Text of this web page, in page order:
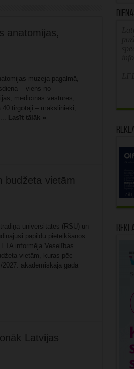
anatomijas,
muzeja pagalmā,
– viens no
medicīnas vēstures,
tirgotāji – mākslinieki,
Lasīt tālāk »
budžeta vietām
universitātes (RSU) un
papildu pieteikšanos
informēja Veselības
vietām, kuras pēc
akadēmiskajā gadā
Latvijas